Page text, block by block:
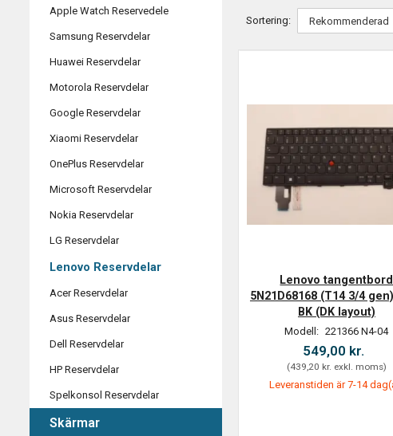
Apple Watch Reservedele
Samsung Reservdelar
Huawei Reservdelar
Motorola Reservdelar
Google Reservdelar
Xiaomi Reservdelar
OnePlus Reservdelar
Microsoft Reservdelar
Nokia Reservdelar
LG Reservdelar
Lenovo Reservdelar
Acer Reservdelar
Asus Reservdelar
Dell Reservdelar
HP Reservdelar
Spelkonsol Reservdelar
Skärmar
Sortering:
Lenovo tangentbord
5N21D68168 (T14 3/4
BK (DK layout)
Modell: 221366 N4-04
549,00 kr.
(439,20 kr. exkl. moms)
Leveranstiden är 7-14